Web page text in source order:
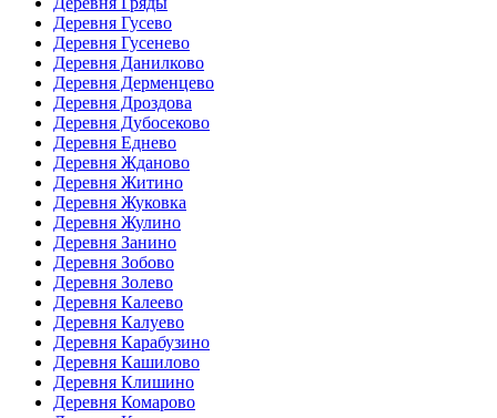
Деревня Гусево
Деревня Гусенево
Деревня Данилково
Деревня Дерменцево
Деревня Дроздова
Деревня Дубосеково
Деревня Еднево
Деревня Жданово
Деревня Житино
Деревня Жуковка
Деревня Жулино
Деревня Занино
Деревня Зобово
Деревня Золево
Деревня Калеево
Деревня Калуево
Деревня Карабузино
Деревня Кашилово
Деревня Клишино
Деревня Комарово